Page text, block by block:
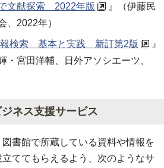
文献探索 2022年版
』（伊藤民
、2022年）
報検索 基本と実践 新訂第2版
』
・宮田洋輔、日外アソシエーツ、
ネス支援サービス
書館で所蔵している資料や情報を
ててもらえるよう、次のようなサ